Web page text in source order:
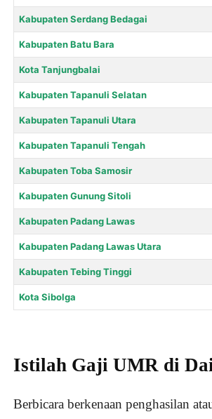
Kabupaten Serdang Bedagai
Kabupaten Batu Bara
Kota Tanjungbalai
Kabupaten Tapanuli Selatan
Kabupaten Tapanuli Utara
Kabupaten Tapanuli Tengah
Kabupaten Toba Samosir
Kabupaten Gunung Sitoli
Kabupaten Padang Lawas
Kabupaten Padang Lawas Utara
Kabupaten Tebing Tinggi
Kota Sibolga
Istilah Gaji UMR di
Berbicara berkenaan penghasilan